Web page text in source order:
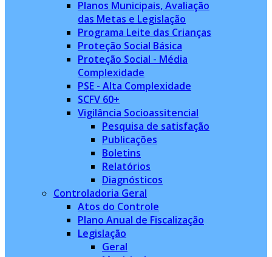
Planos Municipais, Avaliação
das Metas e Legislação
Programa Leite das Crianças
Proteção Social Básica
Proteção Social - Média
Complexidade
PSE - Alta Complexidade
SCFV 60+
Vigilância Socioassitencial
Pesquisa de satisfação
Publicações
Boletins
Relatórios
Diagnósticos
Controladoria Geral
Atos do Controle
Plano Anual de Fiscalização
Legislação
Geral